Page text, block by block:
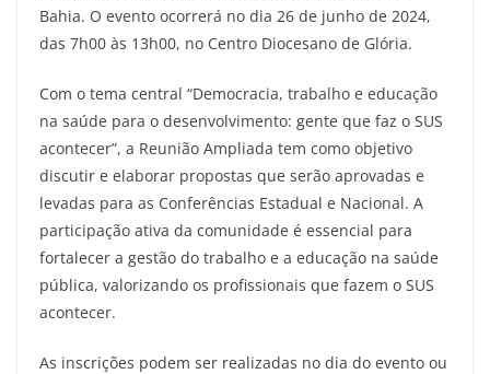
Bahia. O evento ocorrerá no dia 26 de junho de 2024,
das 7h00 às 13h00, no Centro Diocesano de Glória.
Com o tema central “Democracia, trabalho e educação
na saúde para o desenvolvimento: gente que faz o SUS
acontecer”, a Reunião Ampliada tem como objetivo
discutir e elaborar propostas que serão aprovadas e
levadas para as Conferências Estadual e Nacional. A
participação ativa da comunidade é essencial para
fortalecer a gestão do trabalho e a educação na saúde
pública, valorizando os profissionais que fazem o SUS
acontecer.
As inscrições podem ser realizadas no dia do evento ou